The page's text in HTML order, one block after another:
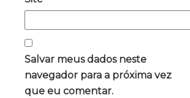
Salvar meus dados neste
navegador para a próxima vez
que eu comentar.